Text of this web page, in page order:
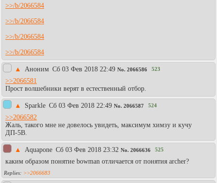
>>/b/2066584
>>/b/2066584
>>/b/2066584
>>/b/2066584
▲ Аноним Сб 03 Фев 2018 22:49 No. 2066586 523
>>2066581
Прост волшебники верят в естественный отбор.
▲ Sparkle Сб 03 Фев 2018 22:49 No. 2066587 524
>>2066582
Жаль, такого мне не довелось увидеть, максимум химзу и кучу
ДП-5В.
▲ Aquapone Сб 03 Фев 2018 23:32 No. 2066636 525
каким образом понятие bowman отличается от понятия archer?
>>2066683